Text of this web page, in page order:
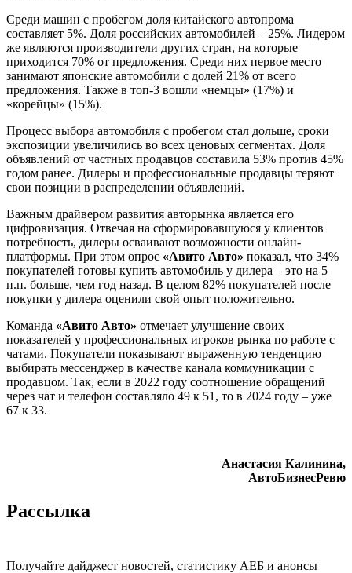
Среди машин с пробегом доля китайского автопрома
составляет 5%. Доля российских автомобилей – 25%. Лидером
же являются производители других стран, на которые
приходится 70% от предложения. Среди них первое место
занимают японские автомобили с долей 21% от всего
предложения. Также в топ-3 вошли «немцы» (17%) и
«корейцы» (15%).
Процесс выбора автомобиля с пробегом стал дольше, сроки
экспозиции увеличились во всех ценовых сегментах. Доля
объявлений от частных продавцов составила 53% против 45%
годом ранее. Дилеры и профессиональные продавцы теряют
свои позиции в распределении объявлений.
Важным драйвером развития авторынка является его
цифровизация. Отвечая на сформировавшуюся у клиентов
потребность, дилеры осваивают возможности онлайн-
платформы. При этом опрос «Авито Авто» показал, что 34%
покупателей готовы купить автомобиль у дилера – это на 5
п.п. больше, чем год назад. В целом 82% покупателей после
покупки у дилера оценили свой опыт положительно.
Команда «Авито Авто» отмечает улучшение своих
показателей у профессиональных игроков рынка по работе с
чатами. Покупатели показывают выраженную тенденцию
выбирать мессенджер в качестве канала коммуникации с
продавцом. Так, если в 2022 году соотношение обращений
через чат и телефон составляло 49 к 51, то в 2024 году – уже
67 к 33.
Анастасия Калинина,
АвтоБизнесРевю
Рассылка
Получайте дайджест новостей, статистику АЕБ и анонсы